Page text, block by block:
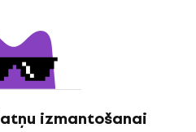
izmantošanai
15,40 €
Ir noliktavā
Guns N' Roses Cepure
Black UNI